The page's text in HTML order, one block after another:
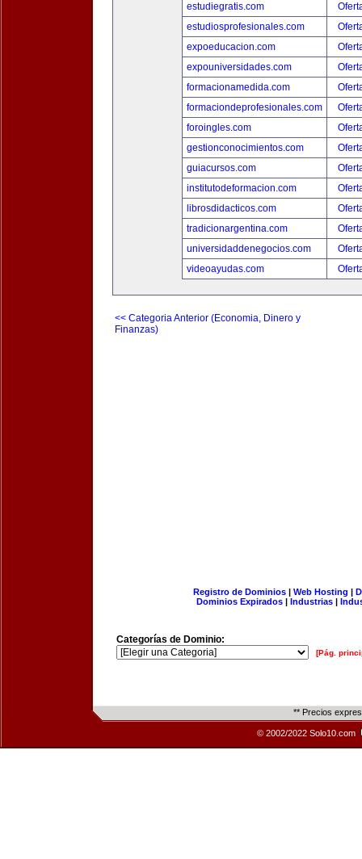
estudiegratis.com
estudiosprofesionales.com
expoeducacion.com
expouniversidades.com
formacionamedida.com
formaciondeprofesionales.com
foroingles.com
gestionconocimientos.com
guiacursos.com
institutodeformacion.com
librosdidacticos.com
tradicionargentina.com
universidaddenegocios.com
videoayudas.com
<< Categoria Anterior (Economia, Dinero y
Finanzas)
Registro de Dominios| Web Hosting |
Dominios Expirados | Industrias |
Categorías de Dominio:
[Pág.
** Precios
© 2002/2022 Solo10.com